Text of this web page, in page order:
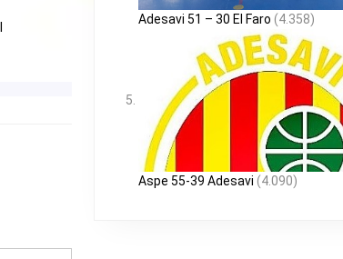
Adesavi 51 – 30 El Faro (4.358)
Aspe 55-39 Adesavi (4.090)